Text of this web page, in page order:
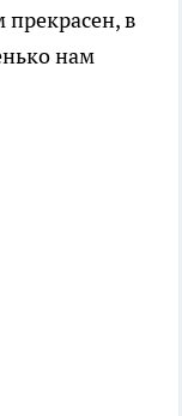
в
нам